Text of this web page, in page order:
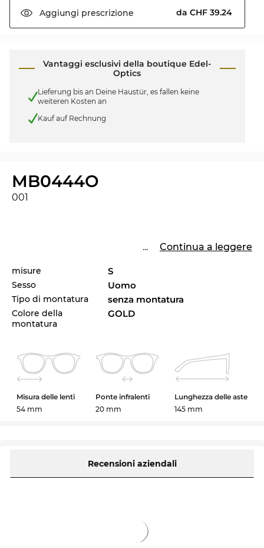
Aggiungi prescrizione da CHF 39.24
Vantaggi esclusivi della boutique Edel-
Optics
Lieferung bis an Deine Haustür, es fallen keine
weiteren Kosten an
Kauf auf Rechnung
MB0444O
001
... Continua a leggere
misure S
Sesso Uomo
Tipo di montatura senza montatura
Colore della
montatura
GOLD
Misura delle lenti
54 mm
Ponte infralenti
20 mm
Lunghezza delle aste
145 mm
Recensioni aziendali